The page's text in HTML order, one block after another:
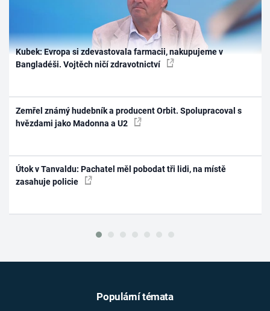
Kubek: Evropa si zdevastovala farmacii, nakupujeme v
Bangladéši. Vojtěch ničí zdravotnictví
Zemřel známý hudebník a producent Orbit. Spolupracoval s
hvězdami jako Madonna a U2
Útok v Tanvaldu: Pachatel měl pobodat tři lidi, na místě
zasahuje policie
Populární témata